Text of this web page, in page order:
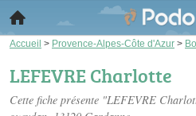
Accueil > Provence-Alpes-Côte d'Azur >
LEFEVRE Charlotte
Cette fiche présente "LEFEVRE